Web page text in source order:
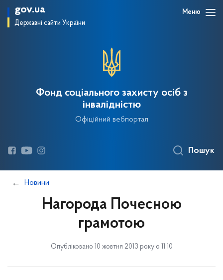
gov.ua
Державні сайти України
Меню
Фонд соціального захисту осіб з
інвалідністю
Офіційний вебпортал
Пошук
Новини
Нагорода Почесною
грамотою
Опубліковано 10 жовтня 2013 року о 11:10